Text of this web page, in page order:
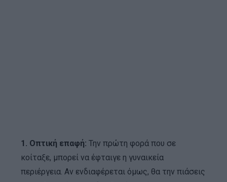
1. Οπτική επαφή: Την πρώτη φορά που σε
κοίταξε, μπορεί να έφταιγε η γυναικεία
περιέργεια. Αν ενδιαφέρεται όμως, θα την πιάσεις